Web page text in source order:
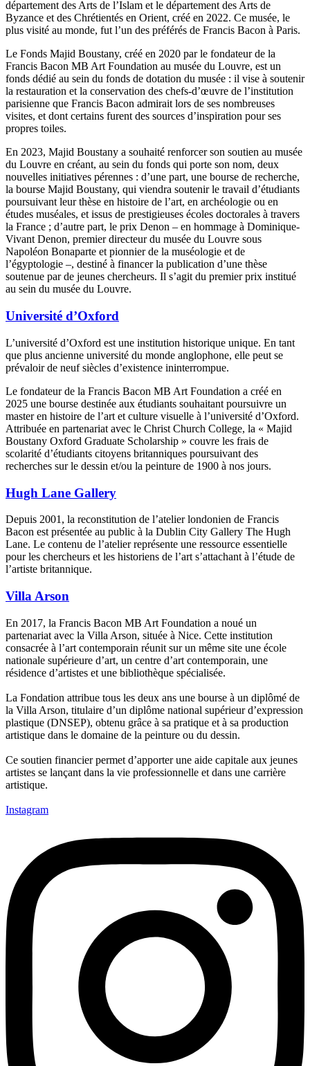
département des Arts de l’Islam et le département des Arts de
Byzance et des Chrétientés en Orient, créé en 2022. Ce musée, le
plus visité au monde, fut l’un des préférés de Francis Bacon à Paris.
Le Fonds Majid Boustany, créé en 2020 par le fondateur de la
Francis Bacon MB Art Foundation au musée du Louvre, est un
fonds dédié au sein du fonds de dotation du musée : il vise à soutenir
la restauration et la conservation des chefs-d’œuvre de l’institution
parisienne que Francis Bacon admirait lors de ses nombreuses
visites, et dont certains furent des sources d’inspiration pour ses
propres toiles.
En 2023, Majid Boustany a souhaité renforcer son soutien au musée
du Louvre en créant, au sein du fonds qui porte son nom, deux
nouvelles initiatives pérennes : d’une part, une bourse de recherche,
la bourse Majid Boustany, qui viendra soutenir le travail d’étudiants
poursuivant leur thèse en histoire de l’art, en archéologie ou en
études muséales, et issus de prestigieuses écoles doctorales à travers
la France ; d’autre part, le prix Denon – en hommage à Dominique-
Vivant Denon, premier directeur du musée du Louvre sous
Napoléon Bonaparte et pionnier de la muséologie et de
l’égyptologie –, destiné à financer la publication d’une thèse
soutenue par de jeunes chercheurs. Il s’agit du premier prix institué
au sein du musée du Louvre.
Université d’Oxford
L’université d’Oxford est une institution historique unique. En tant
que plus ancienne université du monde anglophone, elle peut se
prévaloir de neuf siècles d’existence ininterrompue.
Le fondateur de la Francis Bacon MB Art Foundation a créé en
2025 une bourse destinée aux étudiants souhaitant poursuivre un
master en histoire de l’art et culture visuelle à l’université d’Oxford.
Attribuée en partenariat avec le Christ Church College, la « Majid
Boustany Oxford Graduate Scholarship » couvre les frais de
scolarité d’étudiants citoyens britanniques poursuivant des
recherches sur le dessin et/ou la peinture de 1900 à nos jours.
Hugh Lane Gallery
Depuis 2001, la reconstitution de l’atelier londonien de Francis
Bacon est présentée au public à la Dublin City Gallery The Hugh
Lane. Le contenu de l’atelier représente une ressource essentielle
pour les chercheurs et les historiens de l’art s’attachant à l’étude de
l’artiste britannique.
Villa Arson
En 2017, la Francis Bacon MB Art Foundation a noué un
partenariat avec la Villa Arson, située à Nice. Cette institution
consacrée à l’art contemporain réunit sur un même site une école
nationale supérieure d’art, un centre d’art contemporain, une
résidence d’artistes et une bibliothèque spécialisée.
La Fondation attribue tous les deux ans une bourse à un diplômé de
la Villa Arson, titulaire d’un diplôme national supérieur d’expression
plastique (DNSEP), obtenu grâce à sa pratique et à sa production
artistique dans le domaine de la peinture ou du dessin.
Ce soutien financier permet d’apporter une aide capitale aux jeunes
artistes se lançant dans la vie professionnelle et dans une carrière
artistique.
Instagram